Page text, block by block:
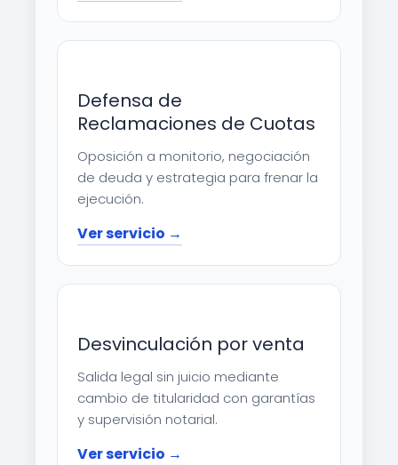
Defensa de
Reclamaciones de Cuotas
Oposición a monitorio, negociación
de deuda y estrategia para frenar la
ejecución.
Ver servicio →
Desvinculación por venta
Salida legal sin juicio mediante
cambio de titularidad con garantías
y supervisión notarial.
Ver servicio →